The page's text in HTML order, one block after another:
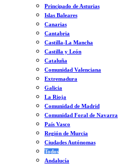
Principado de Asturias
Islas Baleares
Canarias
Cantabria
Castilla-La Mancha
Castilla y León
Cataluña
Comunidad Valenciana
Extremadura
Galicia
La Rioja
Comunidad de Madrid
Comunidad Foral de Navarra
País Vasco
Región de Murcia
Ciudades Autónomas
Todos
Andalucía